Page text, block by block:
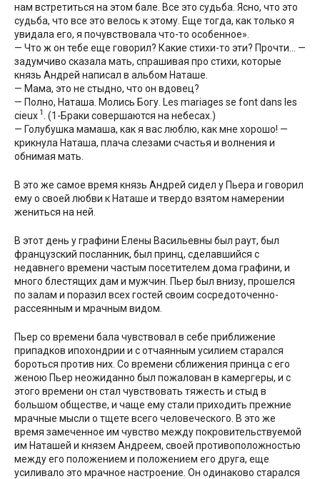
нам встретиться на этом бале. Все это судьба. Ясно, что это
судьба, что все это велось к этому. Еще тогда, как только я
увидала его, я почувствовала что-то особенное».
— Что ж он тебе еще говорил? Какие стихи-то эти? Прочти… —
задумчиво сказала мать, спрашивая про стихи, которые
князь Андрей написал в альбом Наташе.
— Мама, это не стыдно, что он вдовец?
— Полно, Наташа. Молись Богу. Les mariages se font dans les
cieux 1
. (1-Браки совершаются на небесах.)
— Голубушка мамаша, как я вас люблю, как мне хорошо! —
крикнула Наташа, плача слезами счастья и волнения и
обнимая мать.
В это же самое время князь Андрей сидел у Пьера и говорил
ему о своей любви к Наташе и твердо взятом намерении
жениться на ней.
В этот день у графини Елены Васильевны был раут, был
французский посланник, был принц, сделавшийся с
недавнего времени частым посетителем дома графини, и
много блестящих дам и мужчин. Пьер был внизу, прошелся
по залам и поразил всех гостей своим сосредоточенно-
рассеянным и мрачным видом.
Пьер со времени бала чувствовал в себе приближение
припадков ипохондрии и с отчаянным усилием старался
бороться против них. Со времени сближения принца с его
женою Пьер неожиданно был пожалован в камергеры, и с
этого времени он стал чувствовать тяжесть и стыд в
большом обществе, и чаще ему стали приходить прежние
мрачные мысли о тщете всего человеческого. В это же
время замеченное им чувство между покровительствуемой
им Наташей и князем Андреем, своей противоположностью
между его положением и положением его друга, еще
усиливало это мрачное настроение. Он одинаково старался